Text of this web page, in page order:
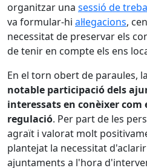
organitzar una sessió de
va formular-hi al·legacions,
necessitat de preservar els
de tenir en compte els ens
En el torn obert de paraules,
notable participació dels
interessats en conèixer com
regulació. Per part de les
agraït i valorat molt
plantejat la necessitat
ajuntaments a l'hora